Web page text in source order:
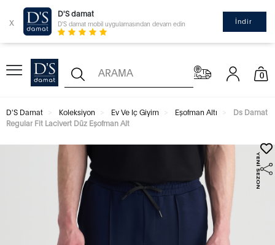
x
D'S damat
D'S damat mobil uygulamasından devam edin İndir
0
D'S Damat Koleksiyon Ev Ve Iç Giyim Eşofman Altı
Ds Damat
Regular Fit Lacivert Düz Eşofman Alt